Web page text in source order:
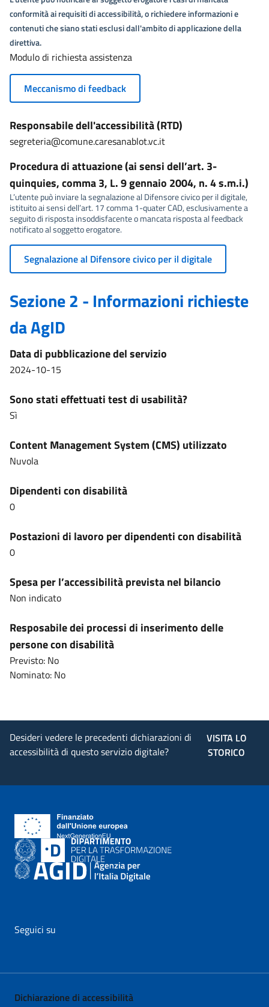
conformità ai requisiti di accessibilità, o richiedere informazioni e
contenuti che siano stati esclusi dall'ambito di applicazione della
direttiva.
Modulo di richiesta assistenza
Meccanismo di feedback
Responsabile dell'accessibilità (RTD)
segreteria@comune.caresanablot.vc.it
Procedura di attuazione (ai sensi dell’art. 3-
quinquies, comma 3, L. 9 gennaio 2004, n. 4 s.m.i.)
L’utente può inviare la segnalazione al Difensore civico per il digitale,
istituito ai sensi dell’art. 17 comma 1-quater CAD, esclusivamente a
seguito di risposta insoddisfacente o mancata risposta al feedback
notificato al soggetto erogatore.
Segnalazione al Difensore civico per il digitale
Sezione 2 - Informazioni richieste
da AgID
Data di pubblicazione del servizio
2024-10-15
Sono stati effettuati test di usabilità?
Sì
Content Management System (CMS) utilizzato
Nuvola
Dipendenti con disabilità
0
Postazioni di lavoro per dipendenti con disabilità
0
Spesa per l’accessibilità prevista nel bilancio
Non indicato
Resposabile dei processi di inserimento delle
persone con disabilità
Previsto: No
Nominato: No
Desideri vedere le precedenti dichiarazioni di
accessibilità di questo servizio digitale?
VISITA LO
STORICO
Seguici su
Dichiarazione di accessibilità